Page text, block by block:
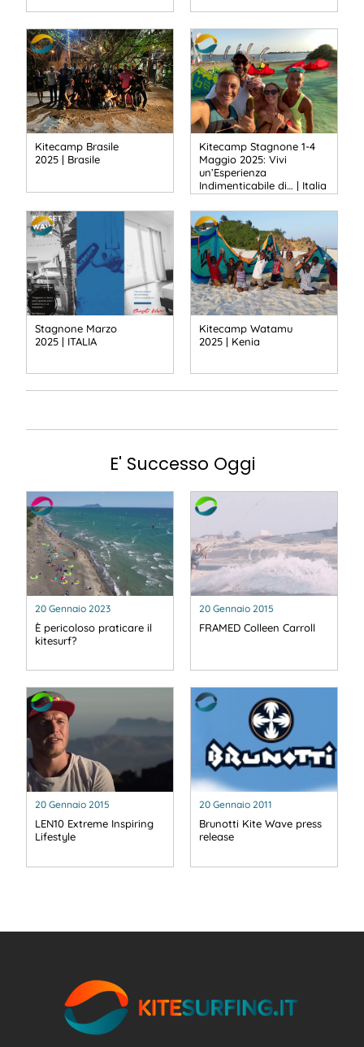
Kitecamp Brasile
2025 | Brasile
Kitecamp Stagnone 1-4
Maggio 2025: Vivi
un’Esperienza
Indimenticabile di… | Italia
Stagnone Marzo
2025 | ITALIA
Kitecamp Watamu
2025 | Kenia
E' Successo Oggi
20 Gennaio 2023
È pericoloso praticare il
kitesurf?
20 Gennaio 2015
FRAMED Colleen Carroll
20 Gennaio 2015
LEN10 Extreme Inspiring
Lifestyle
20 Gennaio 2011
Brunotti Kite Wave press
release